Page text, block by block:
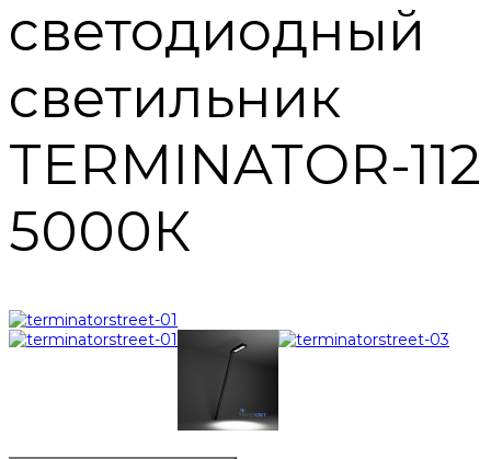
светодиодный
светильник
TERMINATOR-112
5000К